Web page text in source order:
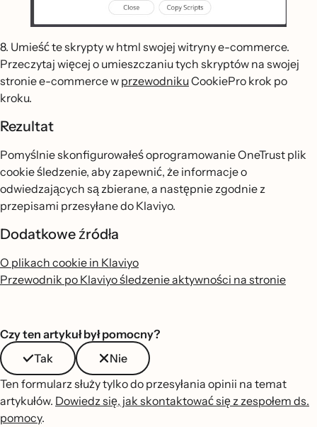
8. Umieść te skrypty w html swojej witryny e-commerce.
Przeczytaj więcej o umieszczaniu tych skryptów na swojej
stronie e-commerce w przewodnikuCookiePro krok po
kroku.
Rezultat
Pomyślnie skonfigurowałeś oprogramowanie OneTrust plik
cookie śledzenie, aby zapewnić, że informacje o
odwiedzających są zbierane, a następnie zgodnie z
przepisami przesyłane do Klaviyo.
Dodatkowe źródła
O plikach cookie in Klaviyo
Przewodnik po Klaviyo śledzenie aktywności na stronie
Czy ten artykuł był pomocny?
Tak
Nie
Ten formularz służy tylko do przesyłania opinii na temat
artykułów. Dowiedz się, jak skontaktować się z zespołem ds.
pomocy.